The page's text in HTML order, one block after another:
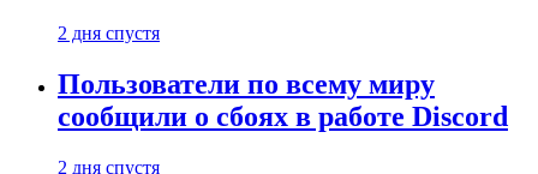
2 дня спустя
Пользователи по всему миру
сообщили о сбоях в работе Discord
2 дня спустя